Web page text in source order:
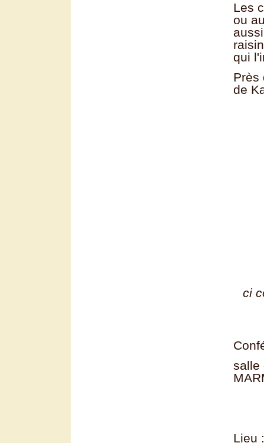
Les
ou
qui
Près
de
ci
salle
Lieu